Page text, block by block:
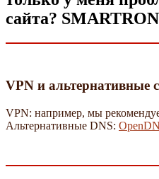
сайта?
VPN и альтернативные
VPN: например, мы
Альтернативные DNS: